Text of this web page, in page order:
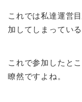
これでは私達運営
加してしまってい
これで参加したと
瞭然ですよね。